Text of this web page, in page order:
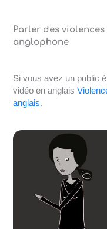
Parler des
anglophone
Si vous avez un public
vidéo en anglais
anglais.